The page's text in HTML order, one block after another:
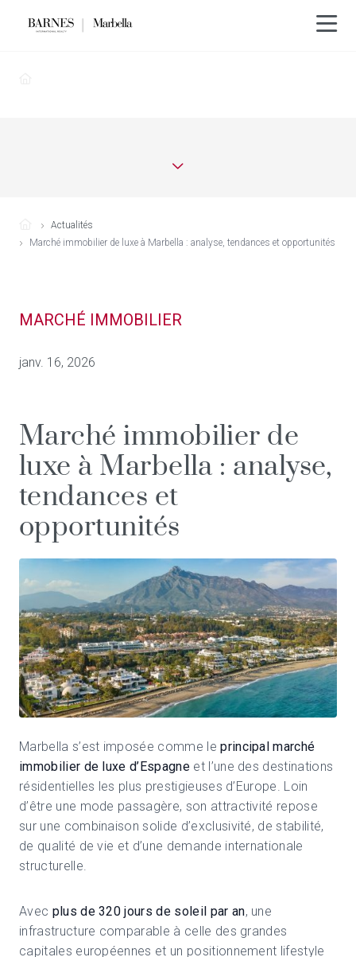
Actualités
Marché immobilier de luxe à Marbella : analyse, tendances et opportunités
MARCHÉ IMMOBILIER
janv. 16, 2026
Marché immobilier de
luxe à Marbella : analyse,
tendances et
opportunités
Marbella s’est imposée comme leprincipal marché
immobilier de luxe d’Espagneet l’une des destinations
résidentielles les plus prestigieuses d’Europe. Loin
d’être une mode passagère, son attractivité repose
sur une combinaison solide d’exclusivité, de stabilité,
de qualité de vie et d’une demande internationale
structurelle.
Avec plus de 320 jours de soleil par an, une
infrastructure comparable à celle des grandes
capitales européennes et un positionnement lifestyle